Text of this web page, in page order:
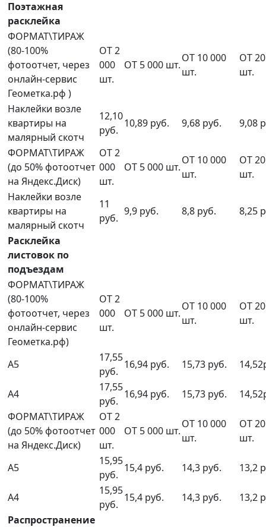
Поэтажная
расклейка
ФОРМАТ\ТИРАЖ
(80-100%
фотоотчет, через
онлайн-сервис
Геометка.рф )
ОТ 2
000
шт.
ОТ 5 000 шт.
ОТ 10 000
шт.
ОТ
шт.
Наклейки возле
квартиры на
малярный скотч
12,10
руб.
10,89 руб. 9,68 руб. 9,08
ФОРМАТ\ТИРАЖ
(до 50% фотоотчет
на Яндекс.Диск)
ОТ 2
000
шт.
ОТ 5 000 шт.
ОТ 10 000
шт.
ОТ
шт.
Наклейки возле
квартиры на
малярный скотч
11
руб.
9,9 руб. 8,8 руб. 8,25
Расклейка
листовок по
подъездам
ФОРМАТ\ТИРАЖ
(80-100%
фотоотчет, через
онлайн-сервис
Геометка.рф)
ОТ 2
000
шт.
ОТ 5 000 шт.
ОТ 10 000
шт.
ОТ
шт.
А5
17,55
руб.
16,94 руб. 15,73 руб.
А4
17,55
руб.
16,94 руб. 15,73 руб.
ФОРМАТ\ТИРАЖ
(до 50% фотоотчет
на Яндекс.Диск)
ОТ 2
000
шт.
ОТ 5 000 шт.
ОТ 10 000
шт.
ОТ
шт.
А5
15,95
руб.
15,4 руб. 14,3 руб. 13,2
А4
15,95
руб.
15,4 руб. 14,3 руб.
13,2
Распространение